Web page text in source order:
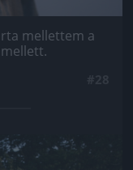
mellettem a